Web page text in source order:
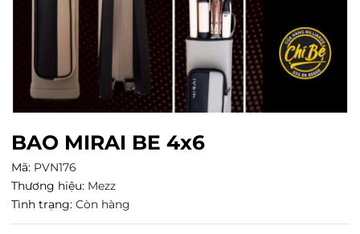
BAO MIRAI BE 4x6
Mã: PVN176
Thương hiệu: Mezz
Tình trạng: Còn hàng